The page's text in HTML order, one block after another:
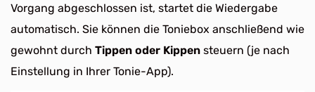
Vorgang abgeschlossen ist, startet die Wiedergabe
automatisch. Sie können die Toniebox anschließend wie
gewohnt durch Tippen oder Kippen steuern (je nach
Einstellung in Ihrer Tonie-App).